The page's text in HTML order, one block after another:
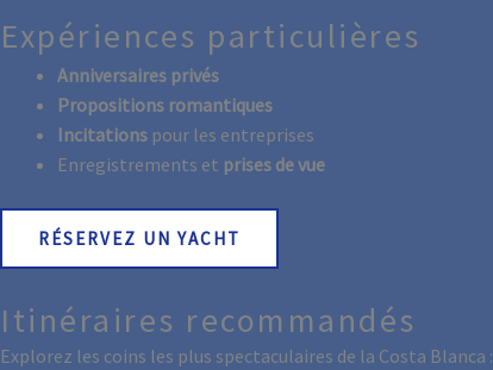
Expériences particulières
Anniversaires privés
Propositions romantiques
Incitations pour les entreprises
Enregistrements et prises de vue
RÉSERVEZ UN YACHT
Itinéraires recommandés
Explorez les coins les plus spectaculaires de la Costa Blanca :